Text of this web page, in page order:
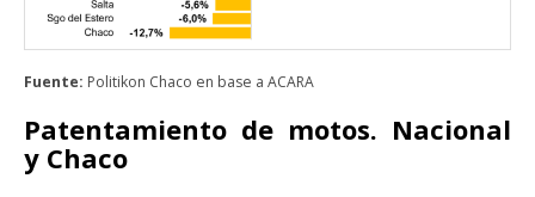
Fuente: Politikon Chaco en base a ACARA
Patentamiento de motos. Nacional
y Chaco